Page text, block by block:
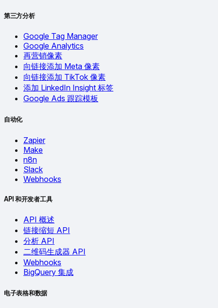
第三方分析
Google Tag Manager
Google Analytics
再营销像素
向链接添加 Meta 像素
向链接添加 TikTok 像素
添加 LinkedIn Insight 标签
Google Ads 跟踪模板
自动化
Zapier
Make
n8n
Slack
Webhooks
API 和开发者工具
API 概述
链接缩短 API
分析 API
二维码生成器 API
Webhooks
BigQuery 集成
电子表格和数据